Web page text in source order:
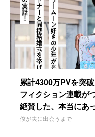
累計4300万PVを突
フィクション連載が
絶賛した、本当にあ
語。
僕が夫に出会うまで